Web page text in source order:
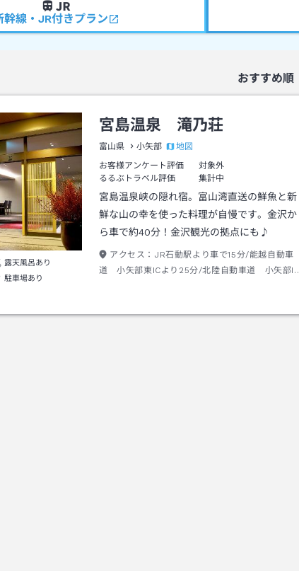
幹線・JR付きプラン
おすすめ順
露天風呂あり
駐車場あり
宮島温泉 滝乃荘
富山県 小矢部
地図
お客様アンケート評価
対象外
るるぶトラベル評価
集計中
宮島温泉峡の隠れ宿。富山湾直送の鮮魚と新
鮮な山の幸を使った料理が自慢です。金沢か
ら車で約40分！金沢観光の拠点にも♪
アクセス： JR石動駅より車で15分/能越自動車
道 小矢部東ICより25分/北陸自動車道 小矢部IC